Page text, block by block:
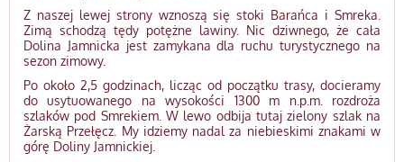
Z naszej lewej strony wznoszą się stoki Barańca i Smreka.
Zimą schodzą tędy potężne lawiny. Nic dziwnego, że cała
Dolina Jamnicka jest zamykana dla ruchu turystycznego na
sezon zimowy.
Po około 2,5 godzinach, licząc od początku trasy, docieramy
do usytuowanego na wysokości 1300 m n.p.m. rozdroża
szlaków pod Smrekiem. W lewo odbija tutaj zielony szlak na
Żarską Przełęcz. My idziemy nadal za niebieskimi znakami w
górę Doliny Jamnickiej.